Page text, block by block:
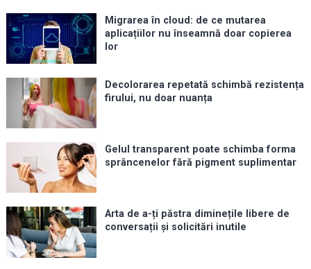
Migrarea în cloud: de ce mutarea
aplicațiilor nu înseamnă doar copierea
lor
Decolorarea repetată schimbă rezistența
firului, nu doar nuanța
Gelul transparent poate schimba forma
sprâncenelor fără pigment suplimentar
Arta de a-ți păstra diminețile libere de
conversații și solicitări inutile